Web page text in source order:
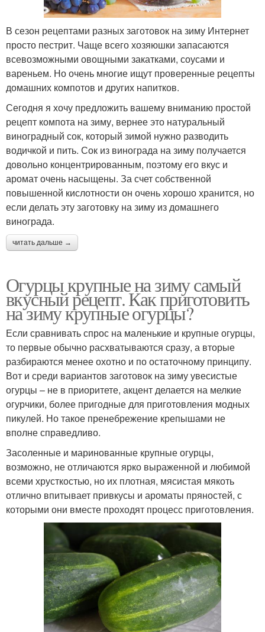
В сезон рецептами разных заготовок на зиму Интернет
просто пестрит. Чаще всего хозяюшки запасаются
всевозможными овощными закатками, соусами и
вареньем. Но очень многие ищут проверенные рецепты
домашних компотов и других напитков.
Сегодня я хочу предложить вашему вниманию простой
рецепт компота на зиму, вернее это натуральный
виноградный сок, который зимой нужно разводить
водичкой и пить. Сок из винограда на зиму получается
довольно концентрированным, поэтому его вкус и
аромат очень насыщены. За счет собственной
повышенной кислотности он очень хорошо хранится, но
если делать эту заготовку на зиму из домашнего
винограда.
читать дальше →
Огурцы крупные на зиму самый
вкусный рецепт. Как приготовить
на зиму крупные огурцы?
Если сравнивать спрос на маленькие и крупные огурцы,
то первые обычно расхватываются сразу, а вторые
разбираются менее охотно и по остаточному принципу.
Вот и среди вариантов заготовок на зиму увесистые
огурцы – не в приоритете, акцент делается на мелкие
огурчики, более пригодные для приготовления модных
пикулей. Но такое пренебрежение крепышами не
вполне справедливо.
Засоленные и маринованные крупные огурцы,
возможно, не отличаются ярко выраженной и любимой
всеми хрусткостью, но их плотная, мясистая мякоть
отлично впитывает привкусы и ароматы пряностей, с
которыми они вместе проходят процесс приготовления.